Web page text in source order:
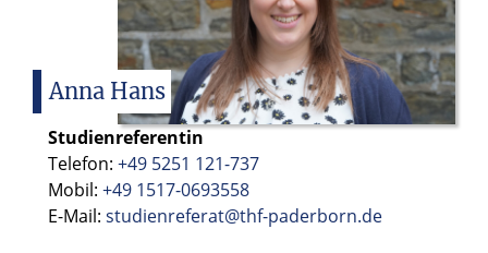
Anna Hans
Studienreferentin
Telefon: +49 5251 121-737
Mobil: +49 1517-0693558
E-Mail: studienreferat@thf-paderborn.de